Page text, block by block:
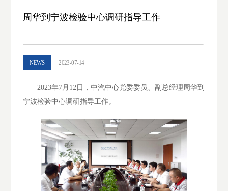
周华到宁波检验中心调研指导工作
NEWS 2023-07-14
2023年7月12日，中汽中心党委委员、副总经理周华到
宁波检验中心调研指导工作。